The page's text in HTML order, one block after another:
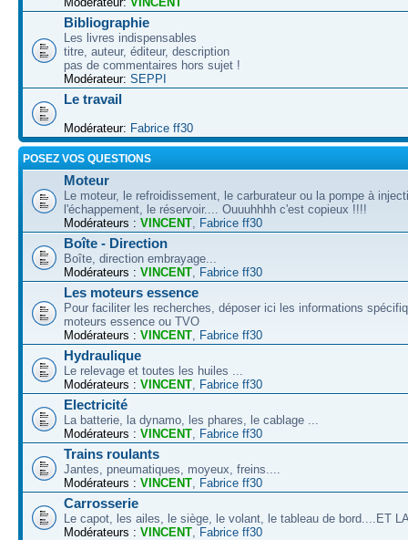
Bibliographie
Les livres indispensables
titre, auteur, éditeur, description
pas de commentaires hors sujet !
Modérateur: SEPPI
Le travail
Modérateur: Fabrice ff30
POSEZ VOS QUESTIONS
Moteur
Le moteur, le refroidissement, le carburateur ou la pompe à
l'échappement, le réservoir.... Ouuuhhhh c'est copieux !!!!
Modérateurs : VINCENT Fabrice ff30
Boîte - Direction
Boîte, direction embrayage...
Modérateurs : VINCENT Fabrice ff30
Les moteurs essence
Pour faciliter les recherches, déposer ici les informations
moteurs essence ou TVO
Modérateurs : VINCENT Fabrice ff30
Hydraulique
Le relevage et toutes les huiles ...
Modérateurs : VINCENT Fabrice ff30
Electricité
La batterie, la dynamo, les phares, le cablage ...
Modérateurs : VINCENT Fabrice ff30
Trains roulants
Jantes, pneumatiques, moyeux, freins....
Modérateurs : VINCENT Fabrice ff30
Carrosserie
Le capot, les ailes, le siège, le volant, le tableau de bord....ET
Modérateurs : VINCENT Fabrice ff30